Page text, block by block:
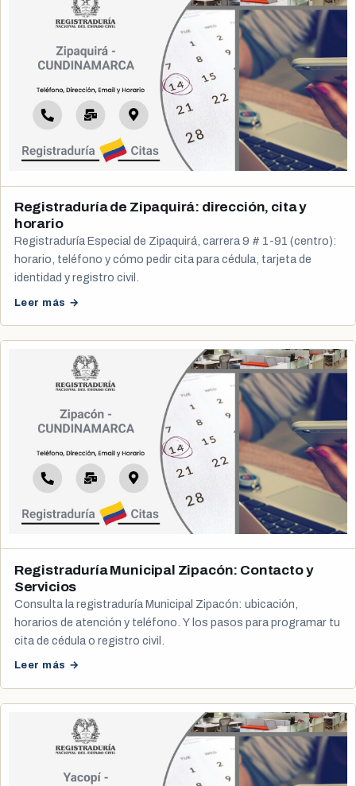
Registraduría de Zipaquirá: dirección, cita y
horario
Registraduría Especial de Zipaquirá, carrera 9 # 1-91 (centro):
horario, teléfono y cómo pedir cita para cédula, tarjeta de
identidad y registro civil.
Leer más →
Registraduría Municipal Zipacón: Contacto y
Servicios
Consulta la registraduría Municipal Zipacón: ubicación,
horarios de atención y teléfono. Y los pasos para programar tu
cita de cédula o registro civil.
Leer más →